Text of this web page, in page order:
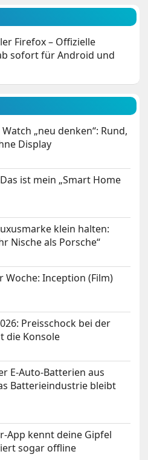
Firefox – Offizielle
sofort für Android und
„neu denken“: Rund,
Display
ist mein „Smart Home
klein halten:
Nische als Porsche“
Woche: Inception (Film)
Preisschock bei der
die Konsole
E-Auto-Batterien aus
Batterieindustrie bleibt
App kennt deine Gipfel
sogar offline